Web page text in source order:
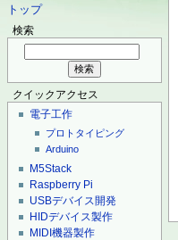
トップ
検索
クイックアクセス
電子工作
プロトタイピング
Arduino
M5Stack
Raspberry Pi
USBデバイス開発
HIDデバイス製作
MIDI機器製作